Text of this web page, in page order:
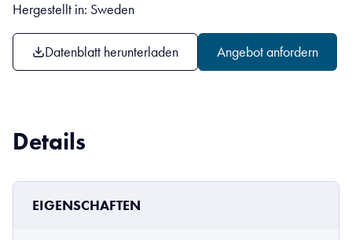
Hergestellt in: Sweden
Datenblatt herunterladen Angebot anfordern
Details
EIGENSCHAFTEN